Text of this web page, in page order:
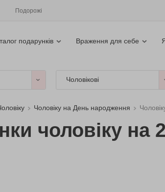
Подорожі
подарунків Враження для себе
Чоловікові
Чоловіку на День народження
чоловіку на